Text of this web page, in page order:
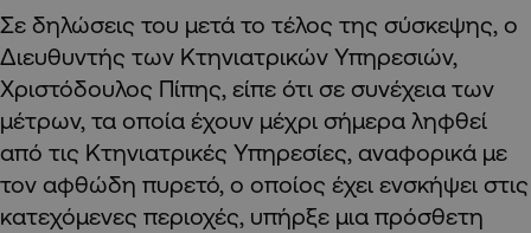
Σε δηλώσεις του μετά το τέλος της σύσκεψης, ο
Διευθυντής των Κτηνιατρικών Υπηρεσιών,
Χριστόδουλος Πίπης, είπε ότι σε συνέχεια των
μέτρων, τα οποία έχουν μέχρι σήμερα ληφθεί
από τις Κτηνιατρικές Υπηρεσίες, αναφορικά με
τον αφθώδη πυρετό, ο οποίος έχει ενσκήψει στις
κατεχόμενες περιοχές, υπήρξε μια πρόσθετη